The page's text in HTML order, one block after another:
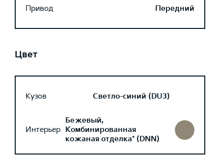
Привод
Передний
Цвет
Кузов Светло-синий (DU3)
Интерьер
Бежевый,
Комбинированная
кожаная отделка* (DNN)